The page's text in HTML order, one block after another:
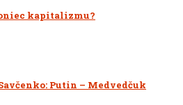
kapitalizmu?
Putin – Medvedčuk